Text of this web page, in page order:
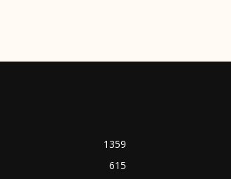
1359
615